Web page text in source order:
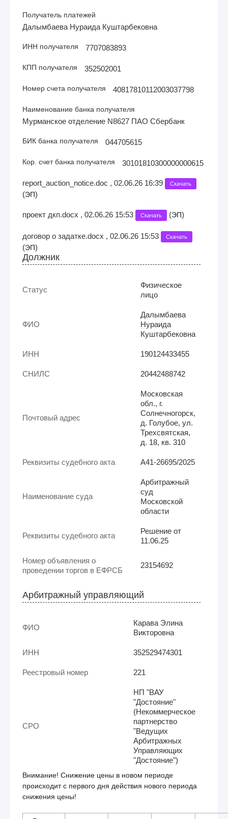
Получатель платежей
Далымбаева Нураида Куштарбековна
ИНН получателя 7707083893
КПП получателя 352502001
Номер счета получателя 40817810112003037798
Наименование банка получателя
Мурманское отделение N8627 ПАО Сбербанк
БИК банка получателя 044705615
Кор. счет банка получателя 30101810300000000615
report_auction_notice.doc , 02.06.26 16:39 Скачать
(ЭП)
проект дкп.docx , 02.06.26 15:53 Скачать (ЭП)
договор о задатке.docx , 02.06.26 15:53 Скачать
(ЭП)
Должник
Статус
Физическое
лицо
ФИО
Далымбаева
Нураида
Куштарбековна
ИНН 190124433455
СНИЛС 20442488742
Почтовый адрес
Московская
обл., г.
Солнечногорск,
д. Голубое, ул.
Трехсвятская,
д. 18, кв. 310
Реквизиты судебного акта А41-26695/2025
Наименование суда
Арбитражный
суд
Московской
области
Реквизиты судебного акта
Решение от
11.06.25
Номер объявления о
проведении торгов в ЕФРСБ
23154692
Арбитражный управляющий
ФИО
Карава Элина
Викторовна
ИНН 352529474301
Реестровый номер 221
СРО
НП "ВАУ
"Достояние"
(Некоммерческое
партнерство
"Ведущих
Арбитражных
Управляющих
"Достояние")
Внимание! Снижение цены в новом периоде
происходит с первого дня действия нового периода
снижения цены!